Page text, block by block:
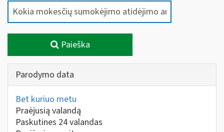
Paieška
Parodymo data
Bet kuriuo metu
Praėjusią valandą
Paskutines 24 valandas